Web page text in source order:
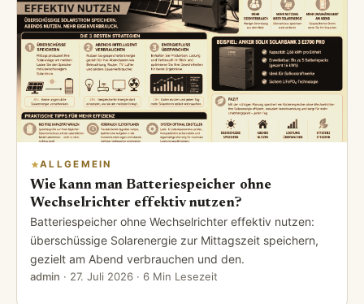
ALLGEMEIN
Wie kann man Batteriespeicher ohne
Wechselrichter effektiv nutzen?
Batteriespeicher ohne Wechselrichter effektiv nutzen:
überschüssige Solarenergie zur Mittagszeit speichern,
gezielt am Abend verbrauchen und den.
admin · 27. Juli 2026 · 6 Min Lesezeit